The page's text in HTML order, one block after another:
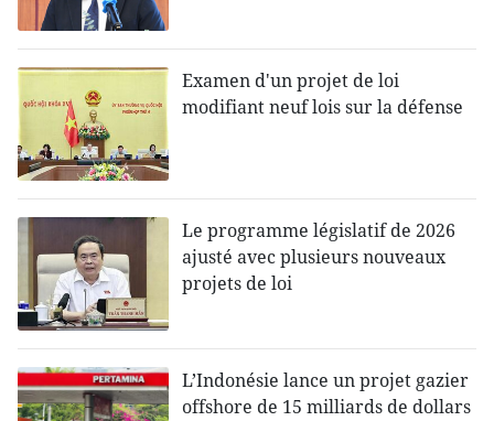
Examen d'un projet de loi
modifiant neuf lois sur la défense
Le programme législatif de 2026
ajusté avec plusieurs nouveaux
projets de loi
L’Indonésie lance un projet gazier
offshore de 15 milliards de dollars